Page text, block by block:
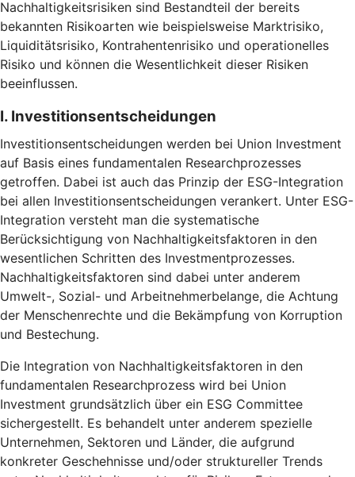
Nachhaltigkeitsrisiken sind Bestandteil der bereits
bekannten Risikoarten wie beispielsweise Marktrisiko,
Liquiditätsrisiko, Kontrahentenrisiko und operationelles
Risiko und können die Wesentlichkeit dieser Risiken
beeinflussen.
I. Investitionsentscheidungen
Investitionsentscheidungen werden bei Union Investment
auf Basis eines fundamentalen Researchprozesses
getroffen. Dabei ist auch das Prinzip der ESG-Integration
bei allen Investitionsentscheidungen verankert. Unter ESG-
Integration versteht man die systematische
Berücksichtigung von Nachhaltigkeitsfaktoren in den
wesentlichen Schritten des Investmentprozesses.
Nachhaltigkeitsfaktoren sind dabei unter anderem
Umwelt-, Sozial- und Arbeitnehmerbelange, die Achtung
der Menschenrechte und die Bekämpfung von Korruption
und Bestechung.
Die Integration von Nachhaltigkeitsfaktoren in den
fundamentalen Researchprozess wird bei Union
Investment grundsätzlich über ein ESG Committee
sichergestellt. Es behandelt unter anderem spezielle
Unternehmen, Sektoren und Länder, die aufgrund
konkreter Geschehnisse und/oder struktureller Trends